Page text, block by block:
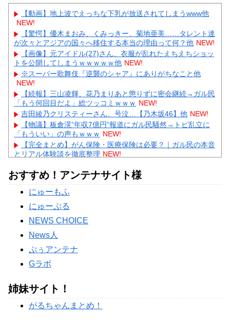
【動画】地上波でえっちな下乳が放送されてしまうwww他
NEW!
【驚愕】優木まおみ、くみっきー、菊地亜美……タレント達
が次々とアジアの国々へ移住する本当の理由って何？他 NEW!
【画像】元アイドル(27)さん、衣服が乱れたえちえちショッ
トを公開してしまうｗｗｗｗｗ他 NEW!
※スーパー歌舞伎『逆襲のシャア』にありがちなこと他
NEW!
【続報】三山凌輝、花乃まりあと懲りずに密会継続→ガル民
「もう何回目だよ」総ツッコミｗｗｗ NEW!
吉田綾乃クリスティーさん、号泣…【乃木坂46】他 NEW!
【物議】板倉滉”年収7億円”報道にガル民騒然→トピ乱立に
「もういい」の声もｗｗｗ NEW!
【完全まとめ】がん保険・医療保険は必要？｜ガル民の本音
とリアル体験談を徹底整理 NEW!
民「庄司は普通にイケメン」総ツッコミｗｗｗ
【物議】田中みな実、結婚&妊娠発表後初登場→10cmヒール
にガル民総ツッコミｗｗｗ
Powered by livedoor 相互RSS
おすすめ！アンテナサイト様
にゅーもふ
にゅーぷる
NEWS CHOICE
News人
ぷぅアンテナ
Gラボ
姉妹サイト！
がるちゃんまとめ！